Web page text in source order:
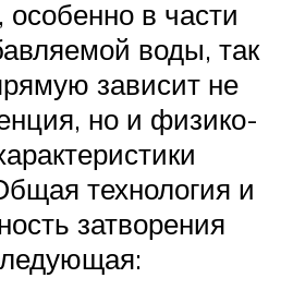
особенно в части
воды, так
зависит не
но и физико-
технология и
затворения